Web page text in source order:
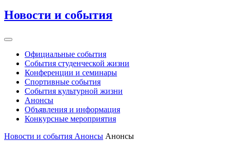
Новости и события
Официальные события
События студенческой жизни
Конференции и семинары
Спортивные события
События культурной жизни
Анонсы
Объявления и информация
Конкурсные мероприятия
Новости и события Анонсы Анонсы